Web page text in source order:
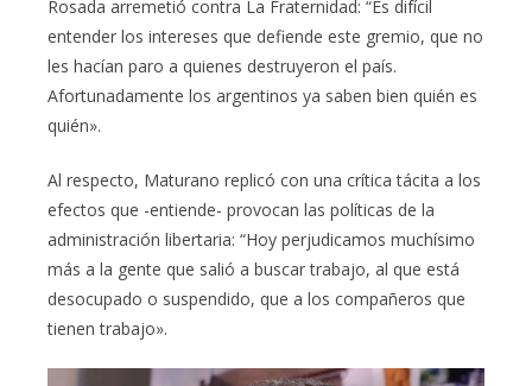
Rosada arremetió contra La Fraternidad: “Es difícil
entender los intereses que defiende este gremio, que no
les hacían paro a quienes destruyeron el país.
Afortunadamente los argentinos ya saben bien quién es
quién».
Al respecto, Maturano replicó con una crítica tácita a los
efectos que -entiende- provocan las políticas de la
administración libertaria: “Hoy perjudicamos muchísimo
más a la gente que salió a buscar trabajo, al que está
desocupado o suspendido, que a los compañeros que
tienen trabajo».